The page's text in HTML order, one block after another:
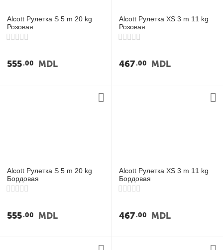
Alcott Рулетка S 5 m 20 kg
Розовая
555 00 MDL
Alcott Рулетка XS 3 m 11 kg
Розовая
467 00 MDL
Alcott Рулетка S 5 m 20 kg
Бордовая
555 00 MDL
Alcott Рулетка XS 3 m 11 kg
Бордовая
467 00 MDL